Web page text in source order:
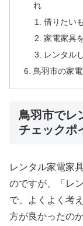
れ
借りたい
家電家具
レンタル
鳥羽市の家
鳥羽市でレ
チェックポ
レンタル家電家
のですが、「レ
で、よくよく考
方が良かったの